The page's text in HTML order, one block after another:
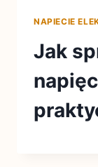
NAPIECIE
Jak